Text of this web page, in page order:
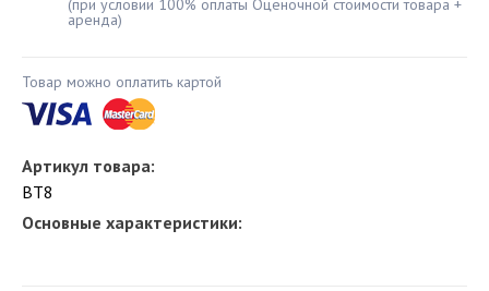
(при условии 100% оплаты Оценочной стоимости товара +
аренда)
Товар можно оплатить картой
Артикул товара:
BT8
Основные характеристики: